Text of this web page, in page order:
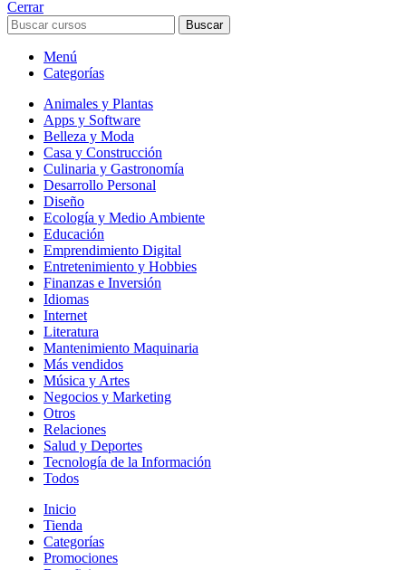
Cerrar
Buscar
Menú
Categorías
Animales y Plantas
Apps y Software
Belleza y Moda
Casa y Construcción
Culinaria y Gastronomía
Desarrollo Personal
Diseño
Ecología y Medio Ambiente
Educación
Emprendimiento Digital
Entretenimiento y Hobbies
Finanzas e Inversión
Idiomas
Internet
Literatura
Mantenimiento Maquinaria
Más vendidos
Música y Artes
Negocios y Marketing
Otros
Relaciones
Salud y Deportes
Tecnología de la Información
Todos
Inicio
Tienda
Categorías
Promociones